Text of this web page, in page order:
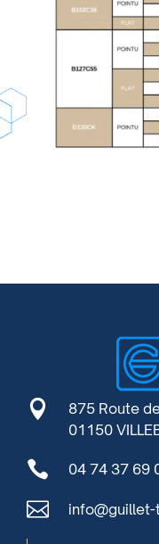

875 Route
01150
 04 74 37 69
